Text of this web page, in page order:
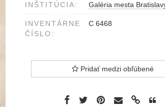
pod obrazom
INŠTITÚCIA: Galéria mesta
INVENTÁRNE
ČÍSLO:
C 6468
Pridať medzi obľúbené